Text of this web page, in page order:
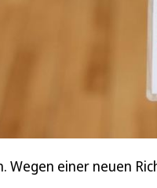
Wegen einer neuen